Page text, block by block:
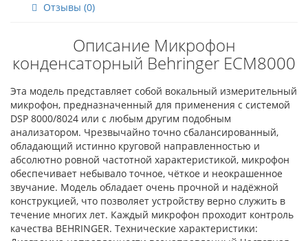
Отзывы (0)
Описание Микрофон
конденсаторный Behringer ECM8000
Эта модель представляет собой вокальный измерительный
микрофон, предназначенный для применения с системой
DSP 8000/8024 или с любым другим подобным
анализатором. Чрезвычайно точно сбалансированный,
обладающий истинно круговой направленностью и
абсолютно ровной частотной характеристикой, микрофон
обеспечивает небывало точное, чёткое и неокрашенное
звучание. Модель обладает очень прочной и надёжной
конструкцией, что позволяет устройству верно служить в
течение многих лет. Каждый микрофон проходит контроль
качества BEHRINGER. Технические характеристики: